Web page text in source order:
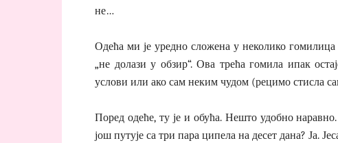
не…
Одећа ми је уредно сложена у неколико гомилица
„не долази у обзир“. Ова трећа гомила ипак
услови или ако сам неким чудом (рецимо стисла
Поред одеће, ту је и обућа. Нешто удобно
још путује са три пара ципела на десет дана? Ја.